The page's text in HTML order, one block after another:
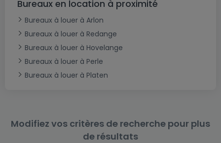
Bureaux en location à proximité
Bureaux à louer à Arlon
Bureaux à louer à Redange
Bureaux à louer à Hovelange
Bureaux à louer à Perle
Bureaux à louer à Platen
Modifiez vos critères de recherche pour plus
de résultats